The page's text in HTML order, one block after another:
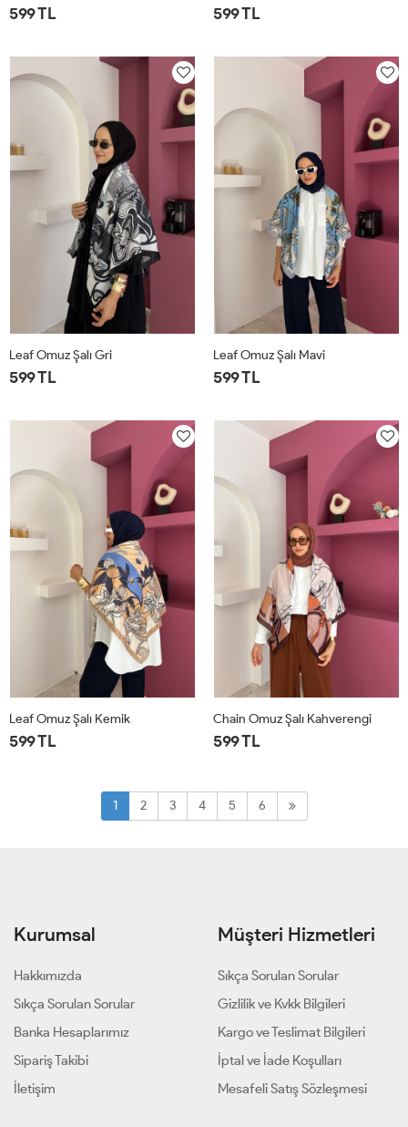
599 TL 599 TL
Leaf Omuz Şalı Gri
599 TL
Leaf Omuz Şalı Mavi
599 TL
Leaf Omuz Şalı Kemik
599 TL
Chain Omuz Şalı Kahverengi
599 TL
1 2 3 4 5 6
Kurumsal
Hakkımızda
Sıkça Sorulan Sorular
Banka Hesaplarımız
Sipariş Takibi
İletişim
Müşteri Hizmetleri
Sıkça Sorulan Sorular
Gizlilik ve Kvkk Bilgileri
Kargo ve Teslimat Bilgileri
İptal ve İade Koşulları
Mesafeli Satış Sözleşmesi